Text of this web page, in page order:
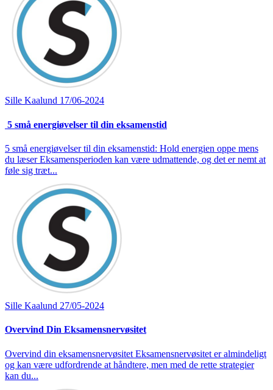
Sille Kaalund 17/06-2024
5 små energiøvelser til din eksamenstid
5 små energiøvelser til din eksamenstid: Hold energien oppe mens
du læser Eksamensperioden kan være udmattende, og det er nemt at
føle sig træt...
Sille Kaalund 27/05-2024
Overvind Din Eksamensnervøsitet
Overvind din eksamensnervøsitet Eksamensnervøsitet er almindeligt
og kan være udfordrende at håndtere, men med de rette strategier
kan du...